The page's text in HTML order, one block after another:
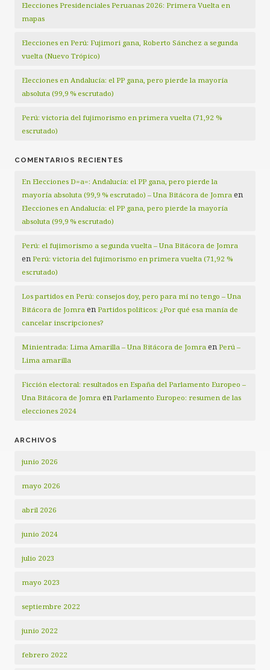
Elecciones Presidenciales Peruanas 2026: Primera Vuelta en
mapas
Elecciones en Perú: Fujimori gana, Roberto Sánchez a segunda
vuelta (Nuevo Trópico)
Elecciones en Andalucía: el PP gana, pero pierde la mayoría
absoluta (99,9 % escrutado)
Perú: victoria del fujimorismo en primera vuelta (71,92 %
escrutado)
COMENTARIOS RECIENTES
En Elecciones D=a=: Andalucía: el PP gana, pero pierde la
mayoría absoluta (99,9 % escrutado) – Una Bitácora de Jomra en
Elecciones en Andalucía: el PP gana, pero pierde la mayoría
absoluta (99,9 % escrutado)
Perú: el fujimorismo a segunda vuelta – Una Bitácora de Jomra
en Perú: victoria del fujimorismo en primera vuelta (71,92 %
escrutado)
Los partidos en Perú: consejos doy, pero para mí no tengo – Una
Bitácora de Jomra en Partidos políticos: ¿Por qué esa manía de
cancelar inscripciones?
Minientrada: Lima Amarilla – Una Bitácora de Jomra en Perú –
Lima amarilla
Ficción electoral: resultados en España del Parlamento Europeo –
Una Bitácora de Jomra en Parlamento Europeo: resumen de las
elecciones 2024
ARCHIVOS
junio 2026
mayo 2026
abril 2026
junio 2024
julio 2023
mayo 2023
septiembre 2022
junio 2022
febrero 2022